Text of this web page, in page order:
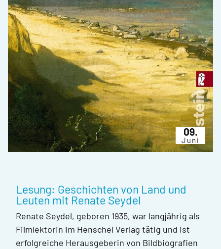
09.
Juni
Lesung: Geschichten von Land und
Leuten mit Renate Seydel
Renate Seydel, geboren 1935, war langjährig als
Filmlektorin im Henschel Verlag tätig und ist
erfolgreiche Herausgeberin von Bildbiografien